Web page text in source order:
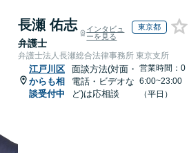
長瀬 佑志
弁護士
インタビュ
ーを見る
東京都
弁護士法人長瀬総合法律事務所 東京支所
江戸川区
からも相
談受付中
面談方法(対面・
電話・ビデオな
ど)は応相談
営業時間：0
6:00~23:00
（平日）